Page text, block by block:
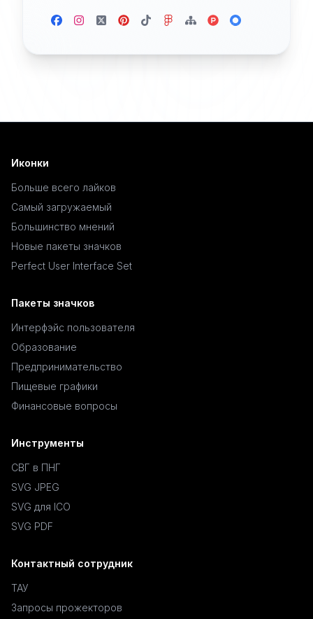
Иконки
Больше всего лайков
Самый загружаемый
Большинство мнений
Новые пакеты значков
Perfect User Interface Set
Пакеты значков
Интерфэйс пользователя
Образование
Предпринимательство
Пищевые графики
Финансовые вопросы
Инструменты
СВГ в ПНГ
SVG JPEG
SVG для ICO
SVG PDF
Контактный сотрудник
ТАУ
Запросы прожекторов